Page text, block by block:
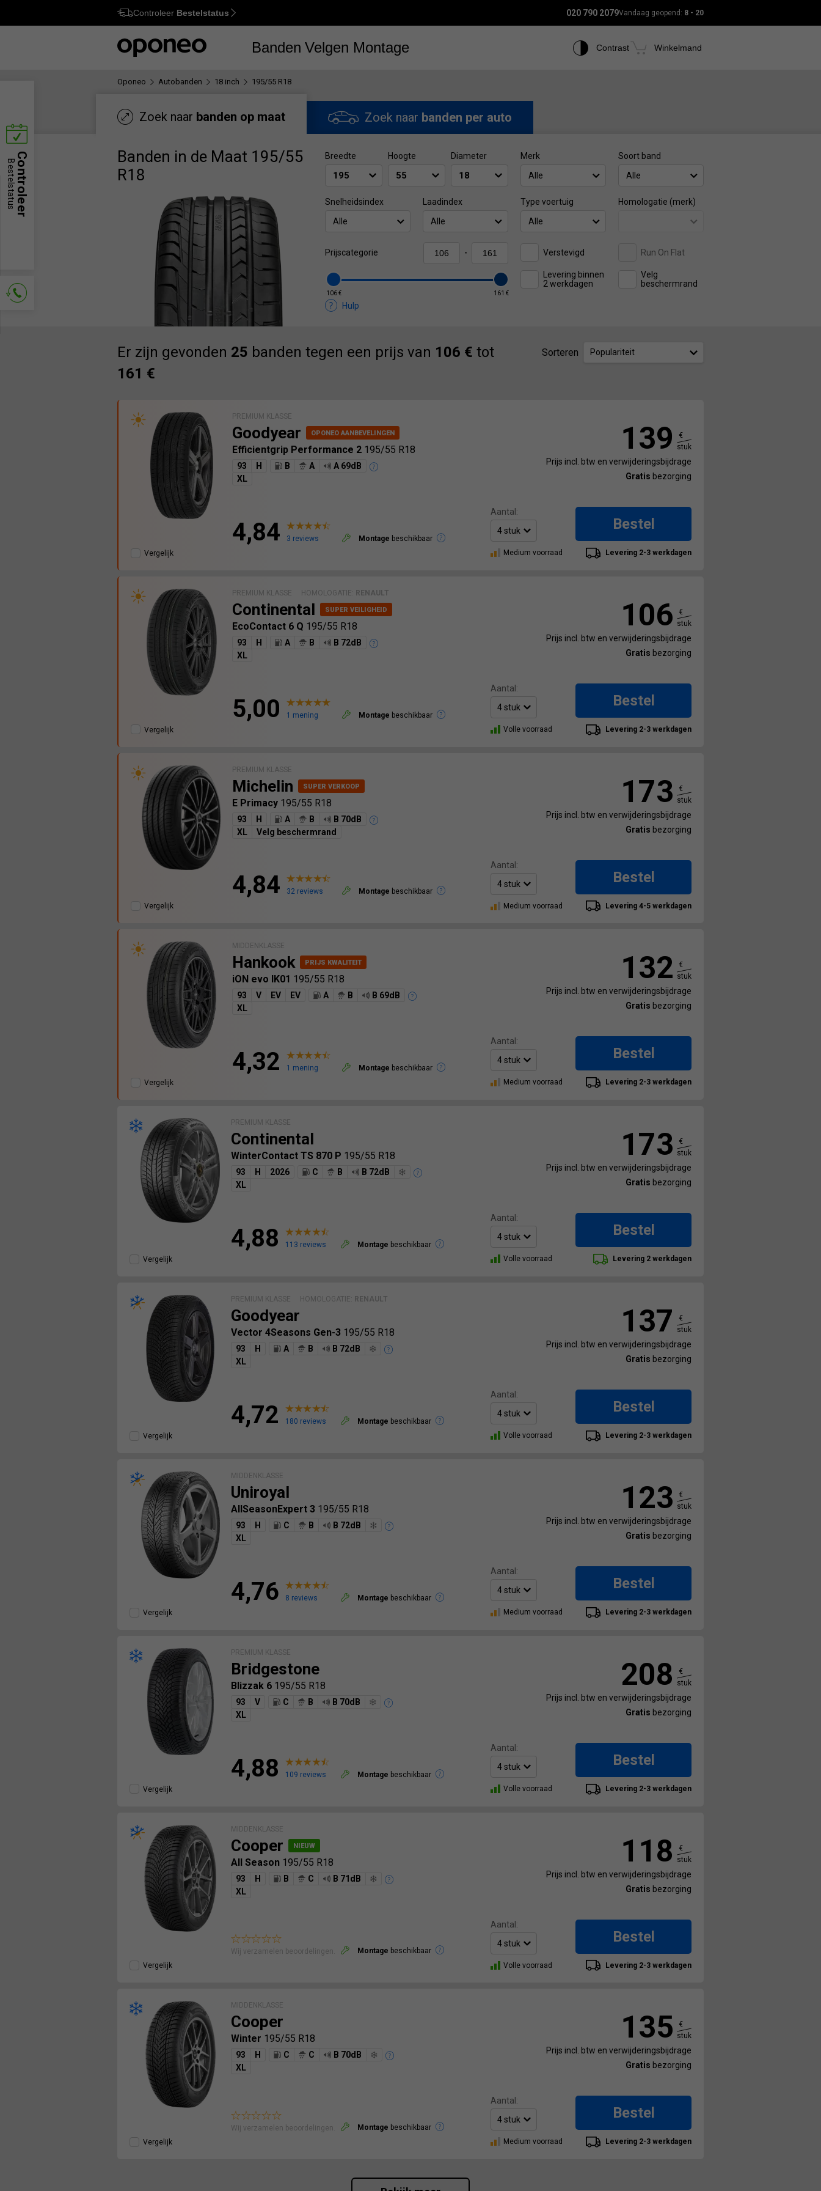
Ctrl M
Controleer Bestelstatus 020 790 2079Vandaag geopend: 8 - 20
Banden Velgen Montage Contrast Winkelmand
Oponeo Autobanden 18 inch 195/55 R18
Zoek naar banden op maat Zoek naar banden per auto
Banden in de Maat 195/55
R18
Breedte Hoogte Diameter
Merk
Alle
Soort band
Alle
Snelheidsindex
Alle
Laadindex
Alle
Type voertuig
Alle
Homologatie (merk)
Prijscategorie -
106 € 161 €
Verstevigd Run On Flat
Levering binnen
2 werkdagen
Velg
beschermrand
Hulp
Er zijn gevonden 25 banden tegen een prijs van 106 € tot
161 €
Sorteren Populariteit
PREMIUM KLASSE
Goodyear
Efficientgrip Performance 2 195/55 R18
93 H B A
A 69dB
XL
4,84 3 reviews Montage beschikbaar
Vergelijk
139
€
stuk
Prijs incl. btw en verwijderingsbijdrage
Gratis bezorging
Aantal:
Bestel
Medium voorraad Levering 2-3 werkdagen
PREMIUM KLASSE HOMOLOGATIE: RENAULT
Continental
EcoContact 6 Q 195/55 R18
93 H A B
B 72dB
XL
5,00 1 mening Montage beschikbaar
Vergelijk
106
€
stuk
Prijs incl. btw en verwijderingsbijdrage
Gratis bezorging
Aantal:
Bestel
Volle voorraad Levering 2-3 werkdagen
PREMIUM KLASSE
Michelin
E Primacy 195/55 R18
93 H A B
B 70dB
XL
Velg beschermrand
4,84 32 reviews Montage beschikbaar
Vergelijk
173
€
stuk
Prijs incl. btw en verwijderingsbijdrage
Gratis bezorging
Aantal:
Bestel
Medium voorraad Levering 4-5 werkdagen
MIDDENKLASSE
Hankook
iON evo IK01 195/55 R18
93 V EV EV A B
B 69dB
XL
4,32 1 mening Montage beschikbaar
Vergelijk
132
€
stuk
Prijs incl. btw en verwijderingsbijdrage
Gratis bezorging
Aantal:
Bestel
Medium voorraad Levering 2-3 werkdagen
PREMIUM KLASSE
Continental
WinterContact TS 870 P 195/55 R18
93 H 2026 C B
B 72dB
XL
4,88 113 reviews Montage beschikbaar
Vergelijk
173
€
stuk
Prijs incl. btw en verwijderingsbijdrage
Gratis bezorging
Aantal:
Bestel
Volle voorraad Levering 2 werkdagen
PREMIUM KLASSE HOMOLOGATIE: RENAULT
Goodyear
Vector 4Seasons Gen-3 195/55 R18
93 H A B
B 72dB
XL
4,72 180 reviews Montage beschikbaar
Vergelijk
137
€
stuk
Prijs incl. btw en verwijderingsbijdrage
Gratis bezorging
Aantal:
Bestel
Volle voorraad Levering 2-3 werkdagen
MIDDENKLASSE
Uniroyal
AllSeasonExpert 3 195/55 R18
93 H C B
B 72dB
XL
4,76 8 reviews Montage beschikbaar
Vergelijk
123
€
stuk
Prijs incl. btw en verwijderingsbijdrage
Gratis bezorging
Aantal:
Bestel
Medium voorraad Levering 2-3 werkdagen
PREMIUM KLASSE
Bridgestone
Blizzak 6 195/55 R18
93 V C B
B 70dB
XL
4,88 109 reviews Montage beschikbaar
Vergelijk
208
€
stuk
Prijs incl. btw en verwijderingsbijdrage
Gratis bezorging
Aantal:
Bestel
Volle voorraad Levering 2-3 werkdagen
MIDDENKLASSE
Cooper
All Season 195/55 R18
93 H B C
B 71dB
XL
Wij verzamelen beoordelingen. Montage beschikbaar
Vergelijk
118
€
stuk
Prijs incl. btw en verwijderingsbijdrage
Gratis bezorging
Aantal:
Bestel
Volle voorraad Levering 2-3 werkdagen
MIDDENKLASSE
Cooper
Winter 195/55 R18
93 H C C
B 70dB
XL
Wij verzamelen beoordelingen. Montage beschikbaar
Vergelijk
135
€
stuk
Prijs incl. btw en verwijderingsbijdrage
Gratis bezorging
Aantal:
Bestel
Medium voorraad Levering 2-3 werkdagen
Controleer
Bestelstatus